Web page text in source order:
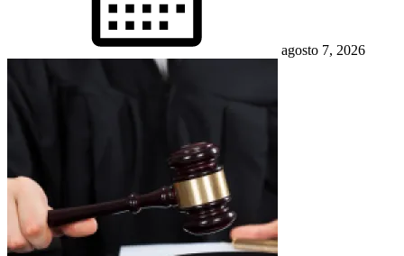
agosto 7, 2026